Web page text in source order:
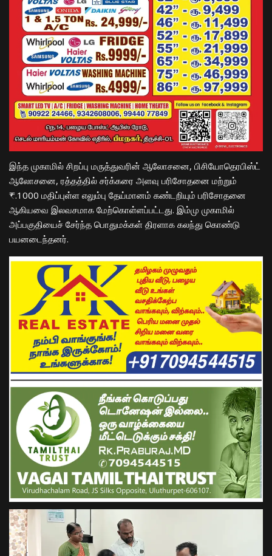
இந்த முகாமில் சிறப்பு மருத்துவரின் ஆலோசனை, பிசியோதெரபிஸ்ட்
ஆலோசனை, ரத்தத்தில் சர்க்கரை அளவு பரிசோதனை மற்றும்
₹.1000 மதிப்புள்ள எலும்பு தேய்மானம் கண்டறியும் பரிசோதனை
ஆகியவை இலவசமாக மேற்கொள்ளப்பட்டது. இம்மு முகாமில்
அப்பகுதியைச் சேர்ந்த பொதுமக்கள் திரளாக கலந்து கொண்டு
பயனடைந்தனர்.